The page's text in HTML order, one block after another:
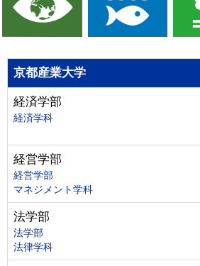
京都産業大学
経済学部
経済学科
経営学部
経営学部
マネジメント学科
法学部
法学部
法律学科